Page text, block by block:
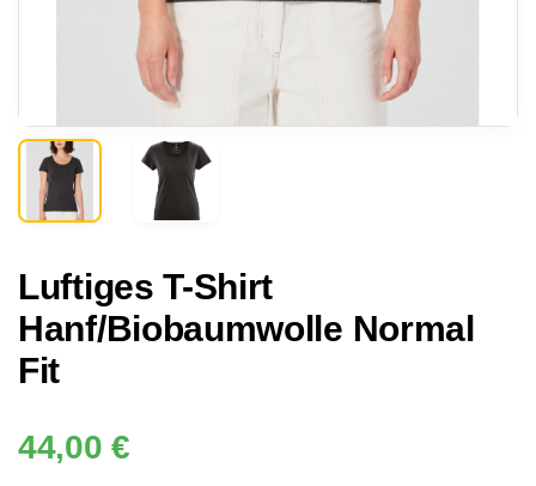
Luftiges T-Shirt
Hanf/Biobaumwolle Normal
Fit
44,00 €